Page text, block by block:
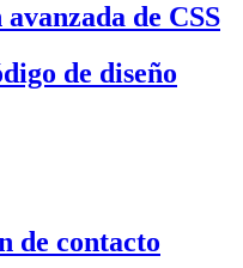
de CSS
de diseño
de contacto